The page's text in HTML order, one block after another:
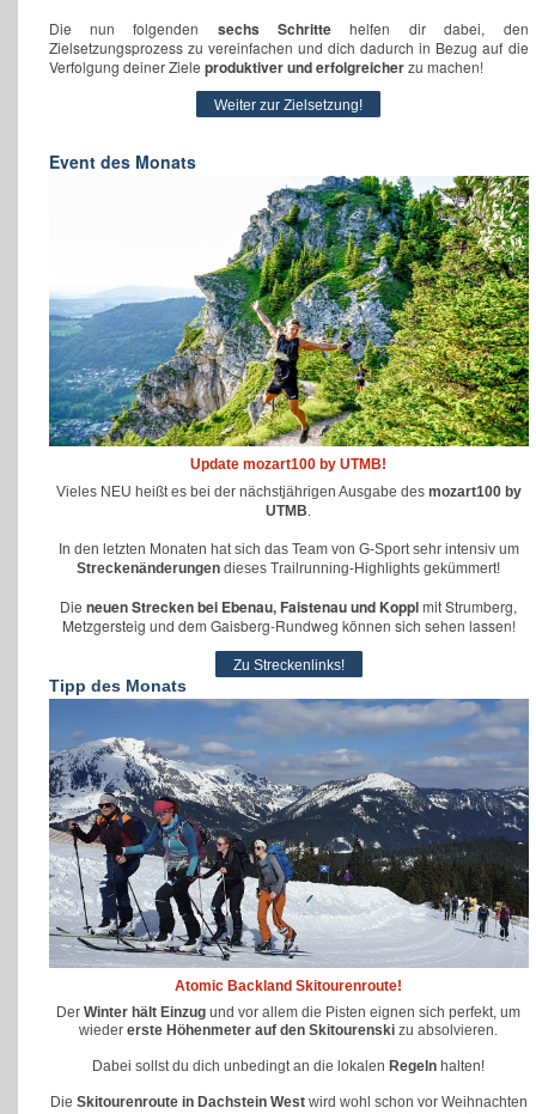
Die nun folgenden sechs Schritte helfen dir dabei, den
Zielsetzungsprozess zu vereinfachen und dich dadurch in Bezug auf die
Verfolgung deiner Ziele produktiver und erfolgreicherzu machen!
Weiter zur Zielsetzung!
Event des Monats
Update mozart100 by UTMB!
Vieles NEU heißt es bei der nächstjährigen Ausgabe des mozart100 by
UTMB
In den letzten Monaten hat sich das Team von G-Sport sehr intensiv um
Streckenänderungen dieses Trailrunning-Highlights gekümmert!
Die neuen Strecken bei Ebenau, Faistenau und Kopplmit Strumberg,
Metzgersteig und dem Gaisberg-Rundweg können sich sehen lassen!
Zu Streckenlinks!
Tipp des Monats
Atomic Backland Skitourenroute!
Der Winter hält Einzug und vor allem die Pisten eignen sich perfekt, um
wieder erste Höhenmeter auf den Skitourenski zu absolvieren.
Dabei sollst du dich unbedingt an die lokalen Regeln halten!
Die Skitourenroute in Dachstein Westwird wohl schon vor Weihnachten